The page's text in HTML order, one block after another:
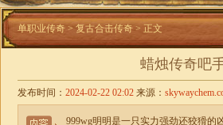
单职业传奇 > 复古合击传奇> 正文
蜡烛传奇吧
发布时间： 2024-02-22 02:02 来源：
999wg明明是一只实力强劲还狡猾